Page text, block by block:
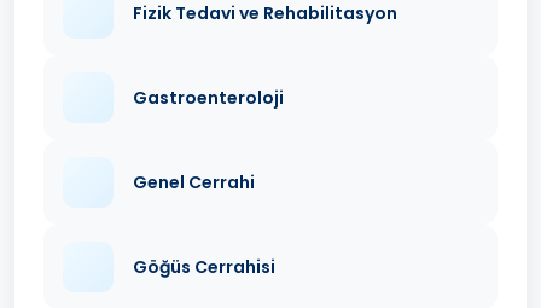
Fizik Tedavi ve Rehabilitasyon
Gastroenteroloji
Genel Cerrahi
Göğüs Cerrahisi